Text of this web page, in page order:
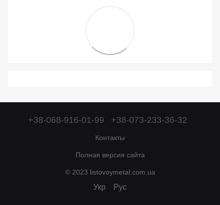
+38-068-916-01-99 +38-073-233-36-32
Контакты
Полная версия сайта
© 2023 listovoymetal.com.ua
Укр Рус